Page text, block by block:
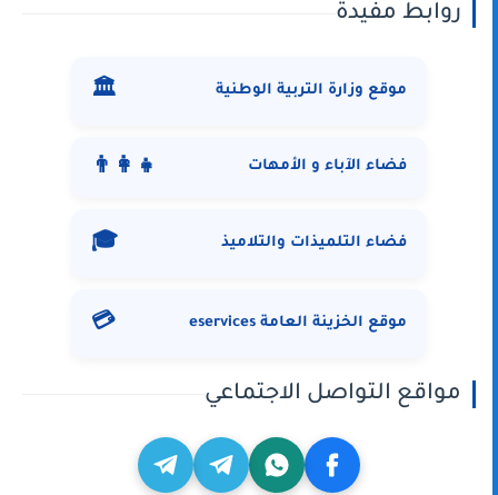
روابط مفيدة
موقع وزارة التربية الوطنية 🏛️
فضاء الآباء و الأمهات 👨‍👩‍👧
فضاء التلميذات والتلاميذ 🎓
موقع الخزينة العامة eservices 💳
مواقع التواصل الاجتماعي